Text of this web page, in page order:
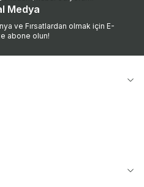
Medya
ve Fırsatlardan olmak için E-
abone olun!